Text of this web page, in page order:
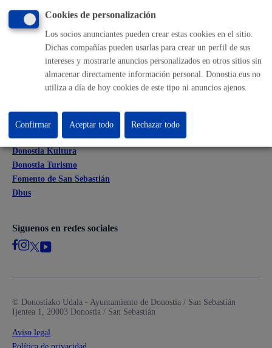
Ofertas de empleo
Perfil del contratante
Sede electrónica
Mapas - GeoDonostia
Sala de prensa
Mapa web
Otras páginas web corporativas
Donostia Kirola
Donostia Kultura
Donostia Turismo
Fomento de San Sebastián
Dbus
Síguenos en redes sociales
© Donostiako Udala - Ayuntamiento de Donostia / San Sebastián
Ijentea 1, 20003 Donostia / San Sebastián
Aviso legal
Cookies de personalización
Los socios anunciantes pueden crear estas cookies en el sitio.
Dichas compañías pueden usarlas para crear un perfil de sus
intereses y mostrarle anuncios personalizados en otros sitios sin
almacenar directamente información personal. Donostia.eus no
utiliza a día de hoy cookies de este tipo ni anuncios ajenos.
Rechazar todo
Confirmar Aceptar todo